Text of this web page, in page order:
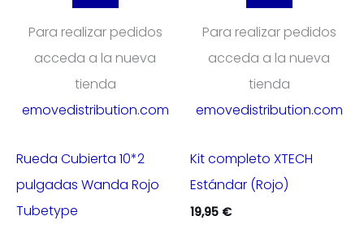
Para realizar pedidos
acceda a la nueva
tienda
emovedistribution.com
Rueda Cubierta 10*2
pulgadas Wanda Rojo
Tubetype
Para realizar pedidos
acceda a la nueva
tienda
emovedistribution.com
Kit completo XTECH
Estándar (Rojo)
19,95 €